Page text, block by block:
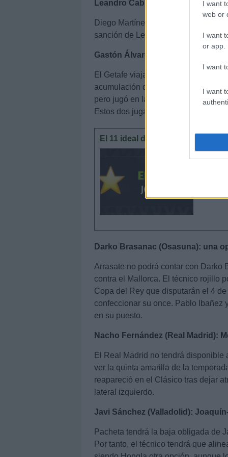
I want
web or
I want
or app.
I want
I want
Leandro Cabrera (Espanyol):
Diego Martínez tendrá que
sanción de Leandro Cabrera. Sergi
Gastón Álvarez (Getafe): Alderete
El Getafe viajará a Bilbao con la
acumulación de amarillas. El
pero jugó en la jornada 26 por las
Estos dos jugadores volverán al
El 11 ideal de la jornada 26 (22/
El
Darko Brasanac (Osasuna): una
Arrasate no podrá contar con Darko
contra el Mallorca. El técnico rojillo
Copa del Rey que disputarán el 4
confeccionar su once. Pablo Ibañez
en su puesto.
Nacho Fernández (Real Madrid):
El Real Madrid no tendrá
ver la quinta amarilla de la
reapareció en el Clásico tras dejar
lateral izquierdo.
Javi Sánchez (Valladolid):
Pacheta tendrá la baja obligada de
Por tanto, el técnico tendrá que